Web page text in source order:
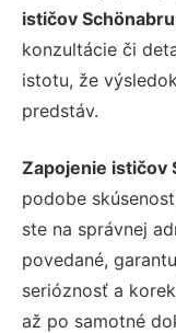
ističov
konzultácie či
istotu, že
predstáv.
Zapojenie ističov
podobe
ste na správnej
povedané,
serióznosť a
až po samotné